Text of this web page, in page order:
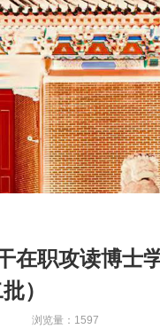
在职攻读博士
）
浏览量：1597